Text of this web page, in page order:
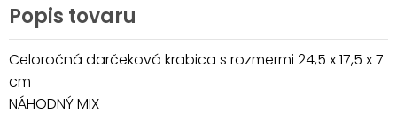
Popis tovaru
Celoročná darčeková krabica s rozmermi 24,5 x 17,5 x 7
cm
NÁHODNÝ MIX